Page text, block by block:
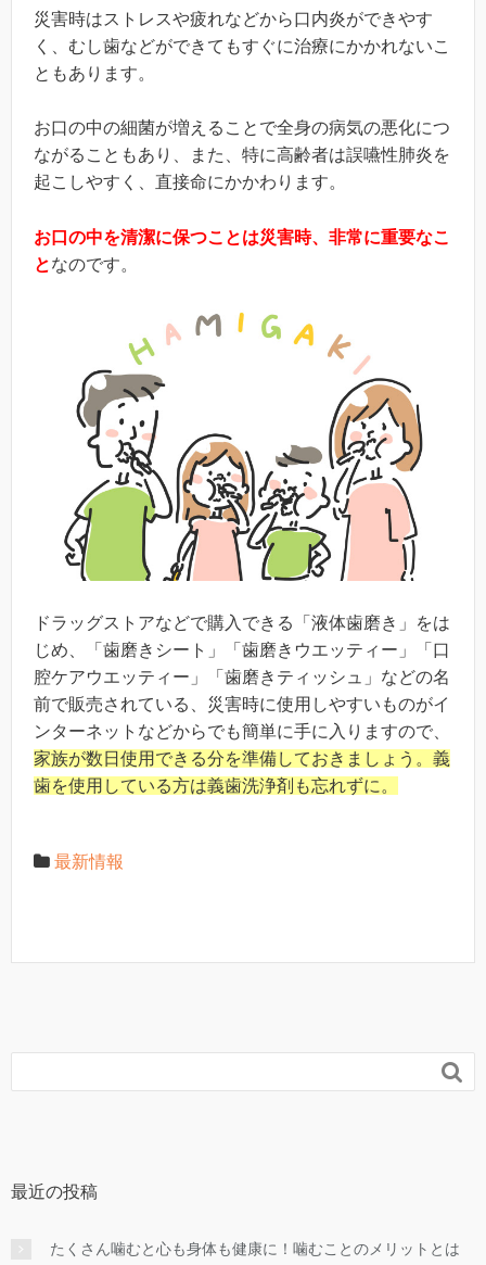
災害時はストレスや疲れなどから口内炎ができやす
く、むし歯などができてもすぐに治療にかかれないこ
ともあります。
お口の中の細菌が増えることで全身の病気の悪化につ
ながることもあり、また、特に高齢者は誤嚥性肺炎を
起こしやすく、直接命にかかわります。
お口の中を清潔に保つことは災害時、非常に重要なこ
となのです。
ドラッグストアなどで購入できる「液体歯磨き」をは
じめ、「歯磨きシート」「歯磨きウエッティー」「口
腔ケアウエッティー」「歯磨きティッシュ」などの名
前で販売されている、災害時に使用しやすいものがイ
ンターネットなどからでも簡単に手に入りますので、
家族が数日使用できる分を準備しておきましょう。義
歯を使用している方は義歯洗浄剤も忘れずに。
最新情報

最近の投稿
たくさん噛むと心も身体も健康に！噛むことのメリットとは